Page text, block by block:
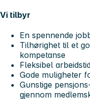
Vi tilbyr
En spennende
Tilhørighet til et
kompetanse
Fleksibel
Gode muligheter
Gunstige
gjennom